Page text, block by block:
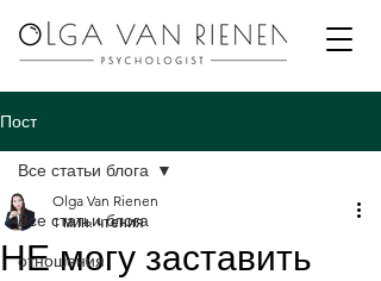
Пост
Все статьи блога
отношения
Все статьи блога
НЕ могу заставить
Olga Van Rienen
1 мин. чтения